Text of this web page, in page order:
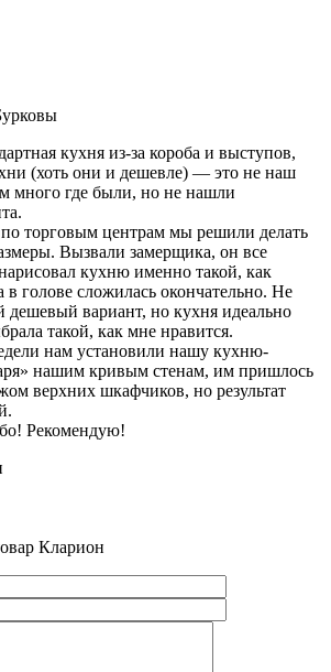
кухня из-за короба и выступов,
(хоть они и дешевле) — это не наш
много где были, но не нашли
торговым центрам мы решили делать
Вызвали замерщика, он все
кухню именно такой, как
в голове сложилась окончательно. Не
дешевый вариант, но кухня идеально
такой, как мне нравится.
нам установили нашу кухню-
нашим кривым стенам, им пришлось
верхних шкафчиков, но результат
Рекомендую!
Кларион